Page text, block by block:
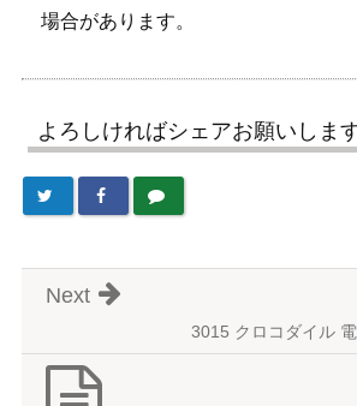
場合があります。
よろしければシェアお願いしま
3015 クロコダイル
Next